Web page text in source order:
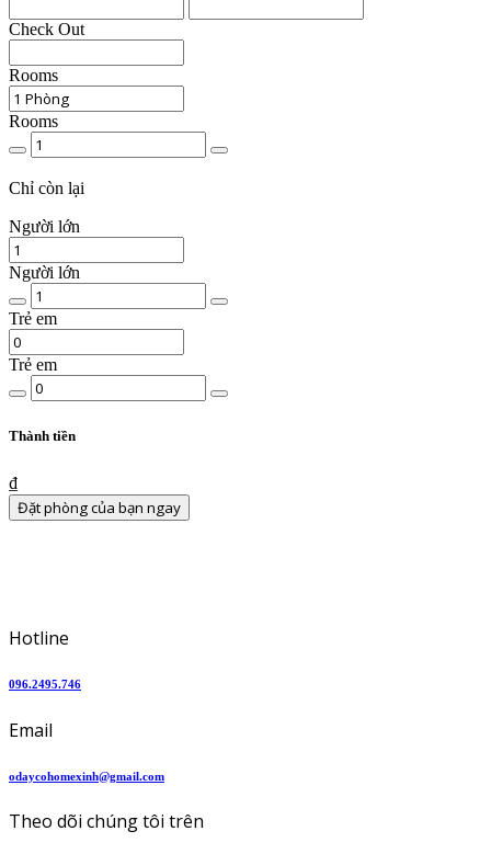
Check Out
Rooms
Rooms
Chất
lượng
phòng
Chỉ còn lại
Người lớn
Người lớn
lượng
người
lớn
Trẻ em
Trẻ em
trẻ
Thành tiềnView
₫
Đặt phòng của bạn ngay
Hotline
096.2495.746
Email
odaycohomexinh@gmail.com
Theo dõi chúng tôi trên